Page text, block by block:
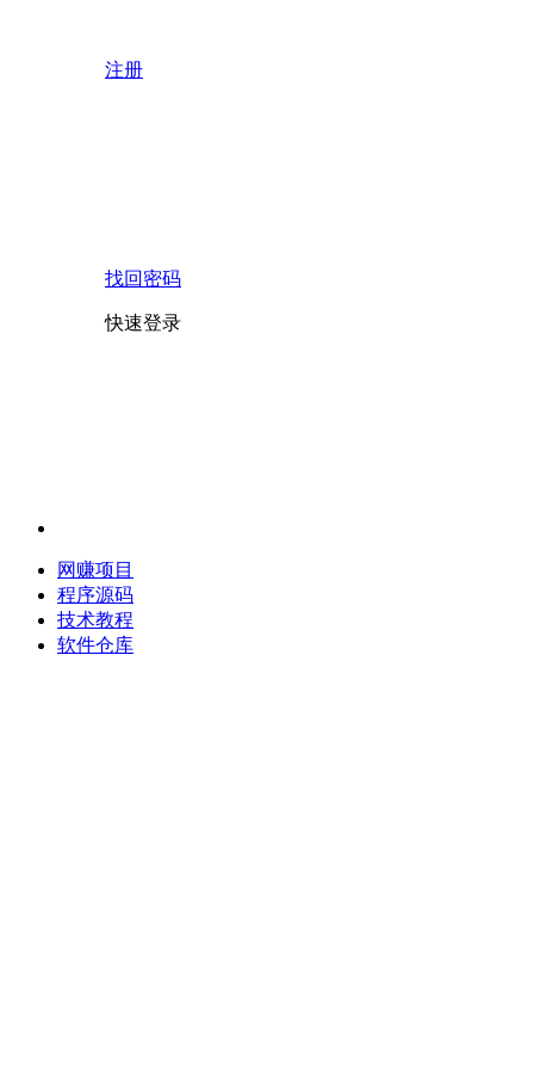
注册
找回密码
快速登录
网赚项目
程序源码
技术教程
软件仓库